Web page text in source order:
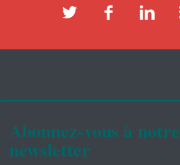
Abonnez-vous à notre
newsletter